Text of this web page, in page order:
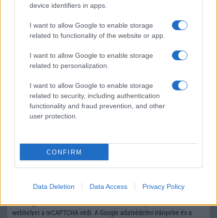
device identifiers in apps.
I want to allow Google to enable storage
related to functionality of the website or app.
I want to allow Google to enable storage
related to personalization.
I want to allow Google to enable storage
related to security, including authentication
functionality and fraud prevention, and other
user protection.
CONFIRM
Data Deletion Data Access Privacy Policy
TELEFONOK GYORSLISTA
Márka :
Feliratkozás a Telefonguru ingyenes hírlevelére
Elfogadom azAdatvédelmi és Adatkezelési TájékoztatótEzt a
webhelyet a reCAPTCHA védi. A Google adatvédelmi irányelve és a